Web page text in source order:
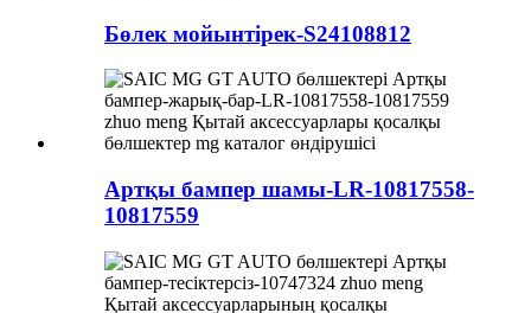
Бөлек мойынтірек-S24108812
Артқы бампер шамы-LR-10817558-
10817559